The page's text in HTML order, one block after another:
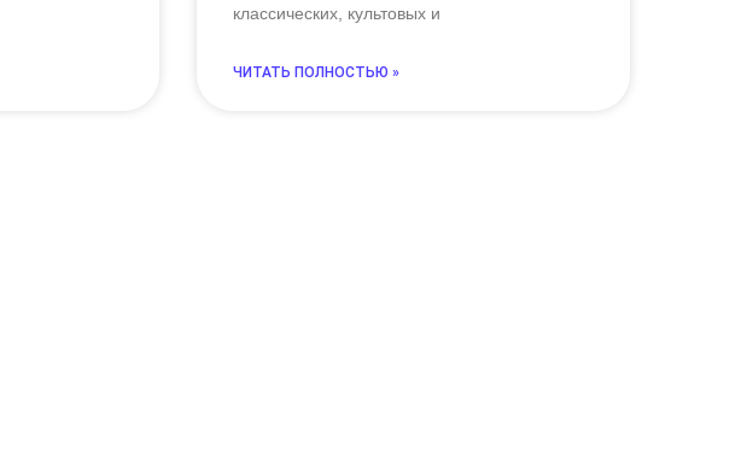
классических, культовых и
ЧИТАТЬ ПОЛНОСТЬЮ »